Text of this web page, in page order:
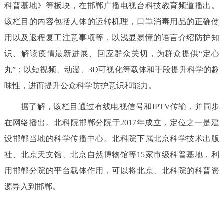
我要咨询 我要建议
参与调查 在线访谈 图说互动
走进北京
绿色北京 图说北京 视频北京
ENGLISH 한국어 日本語
科普基地》等板块，在邯郸广播电视台科技教育频道播出。
该栏目的内容包括人体的运转机理，口罩消毒用品的正确使
用以及返程复工注意事项等，以浅显易懂的语言介绍防护知
识、解读疫情最新进展、回应群众关切，为群众提供“定心
丸”；以短视频、动漫、3D可视化等载体和手段提升科学的趣
味性，进而提升公众科学防护意识和能力。
据了解，该栏目通过有线电视信号和IPTV传输，并同步
在网络播出。北科院邯郸分院于2017年成立，定位之一是建
设邯郸当地的科学传播中心。北科院下属北京科学技术出版
社、北京天文馆、北京自然博物馆等15家市级科普基地，利
用邯郸分院的平台载体作用，可以将北京、北科院的科普资
源导入到邯郸。